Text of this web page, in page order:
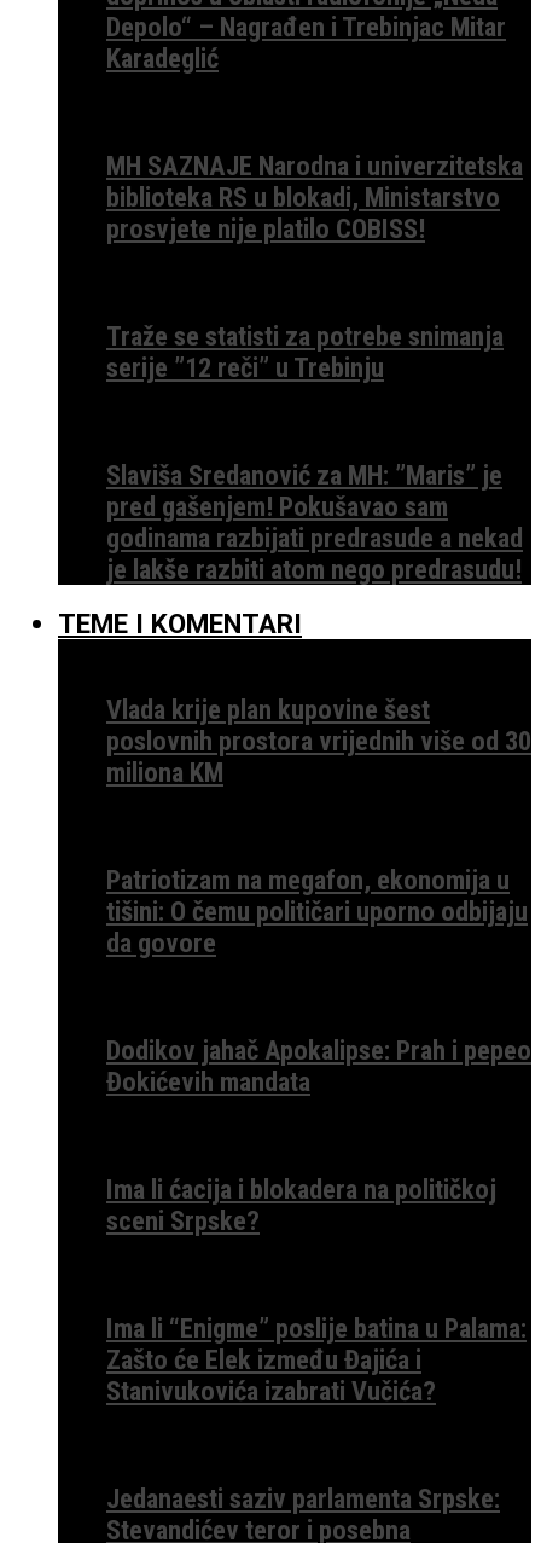
Depolo“ – Nagrađen i Trebinjac Mitar
Karadeglić
MH SAZNAJE Narodna i univerzitetska
biblioteka RS u blokadi, Ministarstvo
prosvjete nije platilo COBISS!
Traže se statisti za potrebe snimanja
serije ”12 reči” u Trebinju
Slaviša Sredanović za MH: ”Maris” je
pred gašenjem! Pokušavao sam
godinama razbijati predrasude a nekad
je lakše razbiti atom nego predrasudu!
TEME I KOMENTARI
Vlada krije plan kupovine šest
poslovnih prostora vrijednih više od 30
miliona KM
Patriotizam na megafon, ekonomija u
tišini: O čemu političari uporno odbijaju
da govore
Dodikov jahač Apokalipse: Prah i pepeo
Đokićevih mandata
Ima li ćacija i blokadera na političkoj
sceni Srpske?
Ima li “Enigme” poslije batina u Palama:
Zašto će Elek između Đajića i
Stanivukovića izabrati Vučića?
Jedanaesti saziv parlamenta Srpske:
Stevandićev teror i posebna